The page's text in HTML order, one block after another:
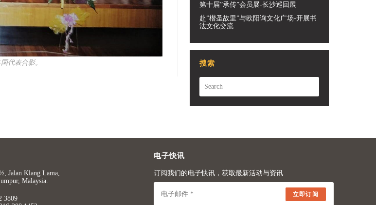
代表合影。
第十届”承传”会员展-长沙巡回展
赴”楷圣故里”与欧阳询文化广场-开展书
法文化交流
搜索
Jalan Klang Lama,
Malaysia.
3809
电子快讯
订阅我们的电子快讯，获取最新活动与资讯
立即订阅